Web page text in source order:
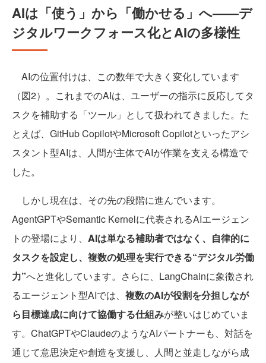
AIは「使う」から「働かせる」へ――デ
ジタルワークフォース化とAIの多様性
AIの位置付けは、この数年で大きく変化しています
（図2）。これまでのAIは、ユーザーの指示に反応してタ
スクを補助する「ツール」として扱われてきました。た
とえば、GitHub CopilotやMicrosoft Copilotといったアシ
スタント型AIは、人間が主体でAIが作業を支える構造で
した。
しかし現在は、その先の段階に進んでいます。
AgentGPTやSemantic Kernelに代表されるAIエージェン
トの登場により、 AIは単なる補助者ではなく、自律的に
タスクを設定し、複数の処理を実行できる“デジタル労働
力”へと進化しています。さらに、LangChainに象徴され
るエージェント型AIでは、 複数のAIが役割を分担しなが
ら目標達成に向けて協働する仕組みが整いはじめていま
す。ChatGPTやClaudeのようなAIパートナーも、対話を
通じて意思決定や創造を支援し、人間と並走しながら成